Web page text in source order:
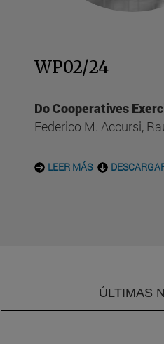
WP02/24
Do Cooperatives
Federico M. Accursi,
LEER MÁS
ÚLTIMAS